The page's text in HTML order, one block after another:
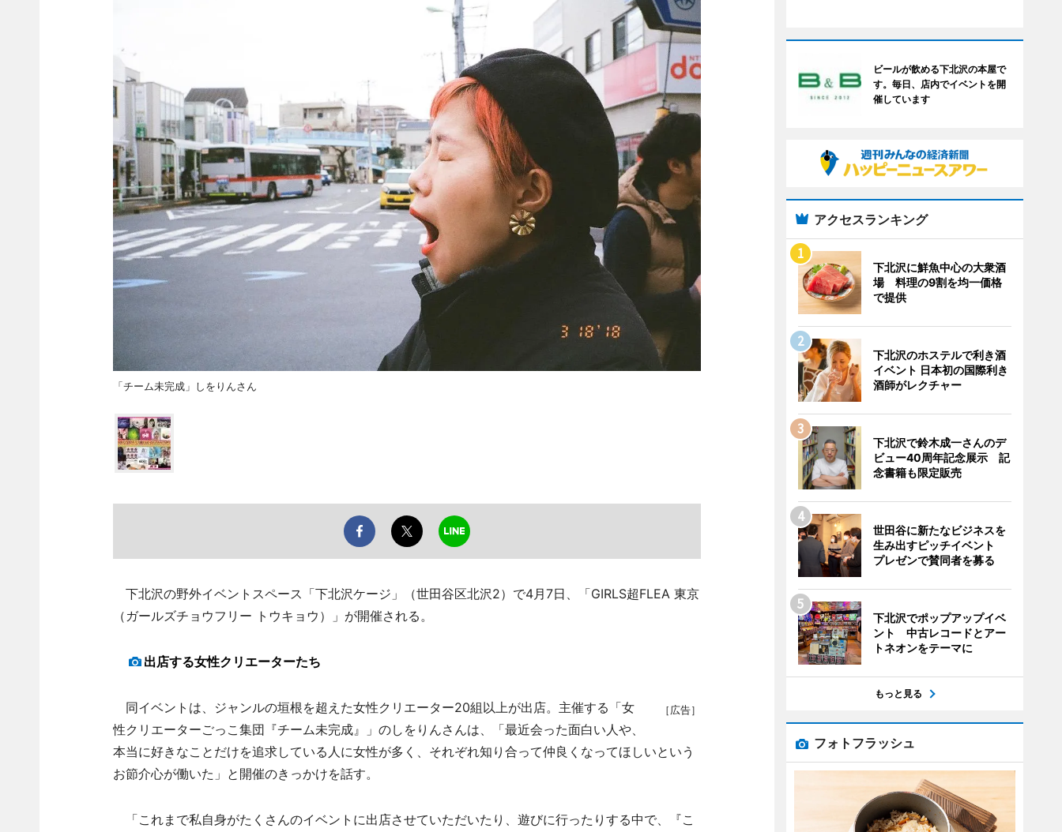
「チーム未完成」しをりんさん
下北沢の野外イベントスペース「下北沢ケージ」（世田谷区北沢2）で4月7日、「GIRLS超FLEA 東京
（ガールズチョウフリー トウキョウ）」が開催される。
出店する女性クリエーターたち
［広告］
同イベントは、ジャンルの垣根を超えた女性クリエーター20組以上が出店。主催する「女
性クリエーターごっこ集団『チーム未完成』」のしをりんさんは、「最近会った面白い人や、
本当に好きなことだけを追求している人に女性が多く、それぞれ知り合って仲良くなってほしいという
お節介心が働いた」と開催のきっかけを話す。
「これまで私自身がたくさんのイベントに出店させていただいたり、遊びに行ったりする中で、『こ
ビールが飲める下北沢の本屋で
す。毎日、店内でイベントを開
催しています
アクセスランキング
下北沢に鮮魚中心の大衆酒
場 料理の9割を均一価格
で提供
下北沢のホステルで利き酒
イベント 日本初の国際利き
酒師がレクチャー
下北沢で鈴木成一さんのデ
ビュー40周年記念展示 記
念書籍も限定販売
世田谷に新たなビジネスを
生み出すピッチイベント
プレゼンで賛同者を募る
下北沢でポップアップイベ
ント 中古レコードとアー
トネオンをテーマに
もっと見る
フォトフラッシュ